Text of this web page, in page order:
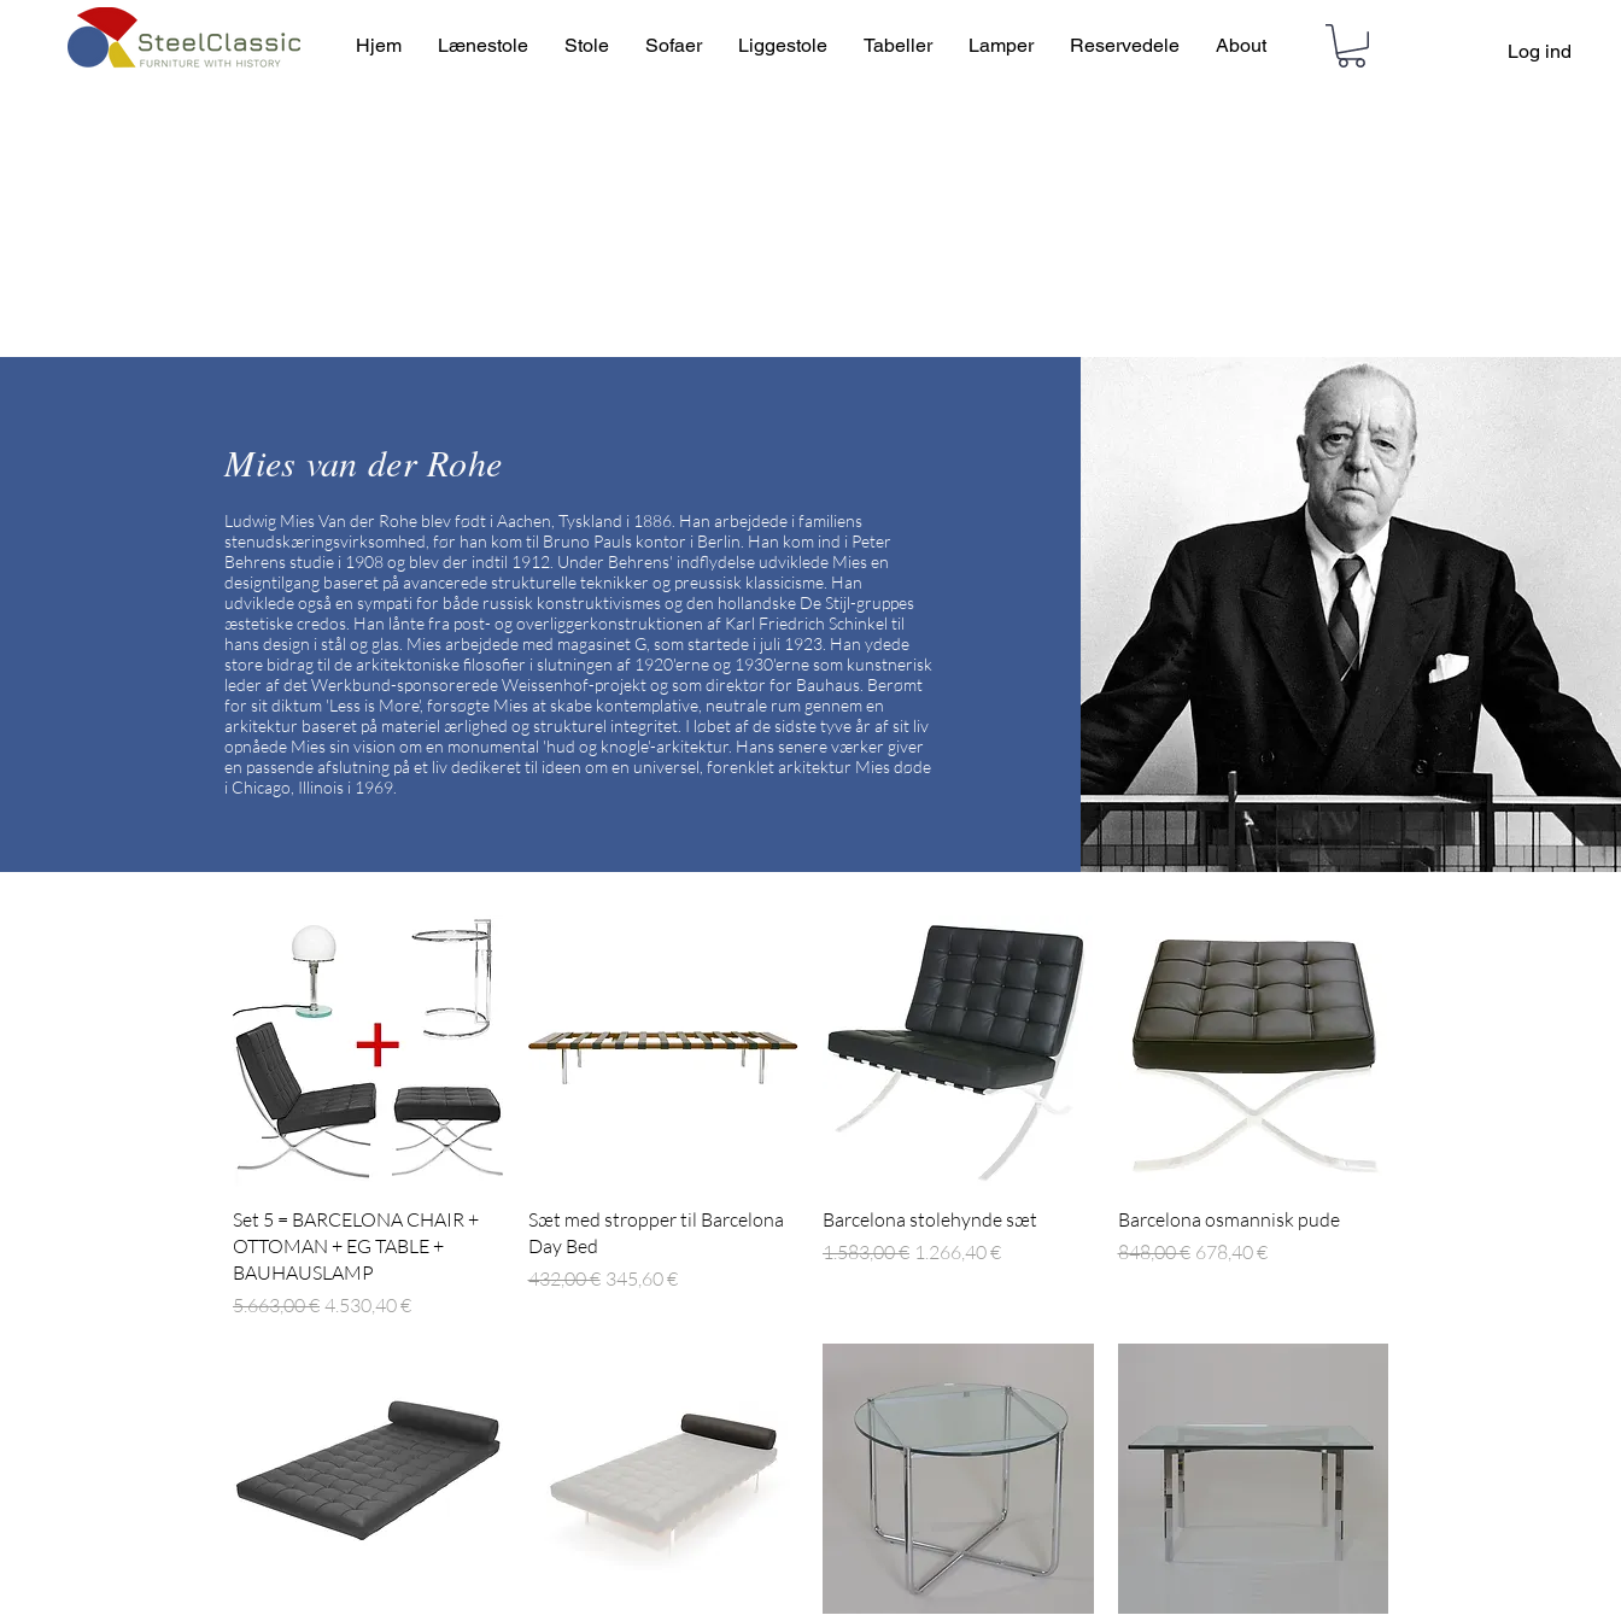
Hjem Lænestole Stole Sofaer Liggestole Tabeller Lamper Reservedele About Log ind
Mies van der Rohe
Ludwig Mies Van der Rohe blev født i Aachen, Tyskland i 1886. Han arbejdede i familiens
stenudskæringsvirksomhed, før han kom til Bruno Pauls kontor i Berlin. Han kom ind i Peter
Behrens studie i 1908 og blev der indtil 1912. Under Behrens' indflydelse udviklede Mies en
designtilgang baseret på avancerede strukturelle teknikker og preussisk klassicisme. Han
udviklede også en sympati for både russisk konstruktivismes og den hollandske De Stijl-gruppes
æstetiske credos. Han lånte fra post- og overliggerkonstruktionen af Karl Friedrich Schinkel til
hans design i stål og glas. Mies arbejdede med magasinet G, som startede i juli 1923. Han ydede
store bidrag til de arkitektoniske filosofier i slutningen af 1920'erne og 1930'erne som kunstnerisk
leder af det Werkbund-sponsorerede Weissenhof-projekt og som direktør for Bauhaus. Berømt
for sit diktum 'Less is More', forsøgte Mies at skabe kontemplative, neutrale rum gennem en
arkitektur baseret på materiel ærlighed og strukturel integritet. I løbet af de sidste tyve år af sit liv
opnåede Mies sin vision om en monumental 'hud og knogle'-arkitektur. Hans senere værker giver
en passende afslutning på et liv dedikeret til ideen om en universel, forenklet arkitektur Mies døde
i Chicago, Illinois i 1969.
Hurtigvisning
Set 5 = BARCELONA CHAIR +
OTTOMAN + EG TABLE +
BAUHAUSLAMP
Regulær pris
5.663,00 € Salgspris
4.530,40 €
Hurtigvisning
Sæt med stropper til Barcelona
Day Bed
Regulær pris
432,00 € Salgspris
345,60 €
Hurtigvisning
Barcelona stolehynde sæt
Regulær pris
1.583,00 € Salgspris
1.266,40 €
Hurtigvisning
Barcelona osmannisk pude
Regulær pris
848,00 € Salgspris
678,40 €